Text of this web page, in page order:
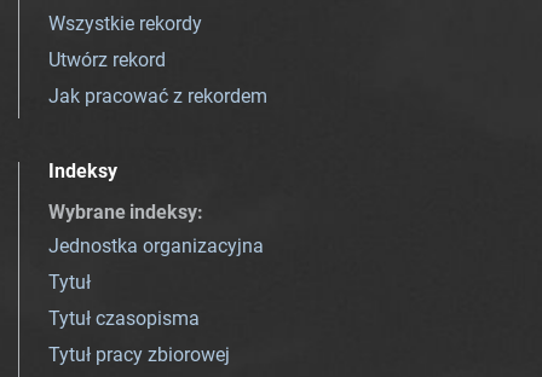
Wszystkie rekordy
Utwórz rekord
Jak pracować z rekordem
Indeksy
Wybrane indeksy:
Jednostka organizacyjna
Tytuł
Tytuł czasopisma
Tytuł pracy zbiorowej